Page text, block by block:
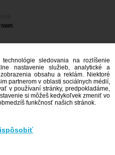
záujem
sledovania na rozlíšenie
nastavenie služieb, analytické a
obsahu a reklám. Niektoré
partnerom v oblasti sociálnych médií,
v používaní stránky, predpokladáme,
si môžeš kedykoľvek zmeniť vo
funkčnosť našich stránok.